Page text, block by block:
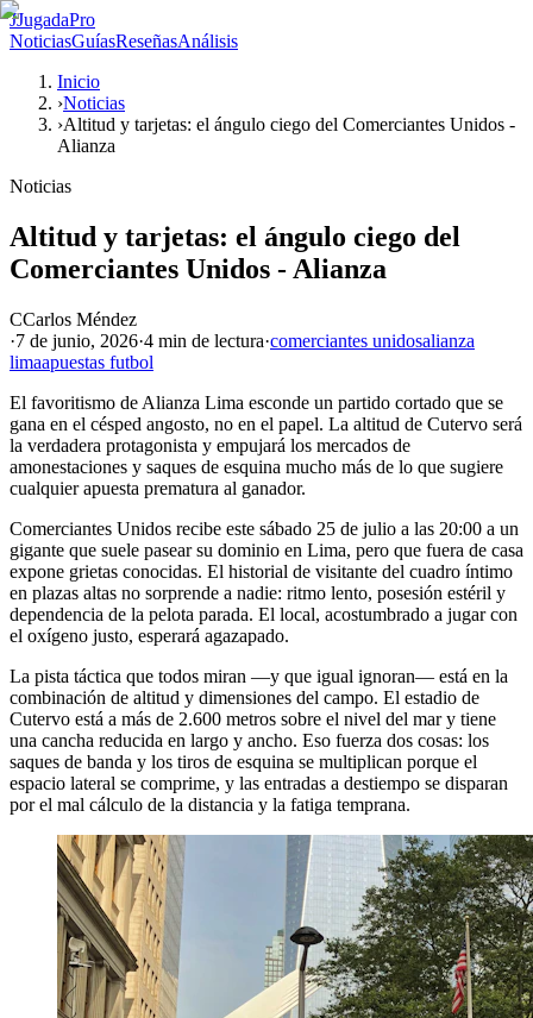
JJugadaPro
NoticiasGuíasReseñasAnálisis
Inicio
›Noticias
›Altitud y tarjetas: el ángulo ciego del Comerciantes Unidos -
Alianza
Noticias
Altitud y tarjetas: el ángulo ciego del
Comerciantes Unidos - Alianza
CCarlos Méndez
·7 de junio, 2026·4 min de lectura·comerciantes unidosalianza
limaapuestas futbol
El favoritismo de Alianza Lima esconde un partido cortado que se
gana en el césped angosto, no en el papel. La altitud de Cutervo será
la verdadera protagonista y empujará los mercados de
amonestaciones y saques de esquina mucho más de lo que sugiere
cualquier apuesta prematura al ganador.
Comerciantes Unidos recibe este sábado 25 de julio a las 20:00 a un
gigante que suele pasear su dominio en Lima, pero que fuera de casa
expone grietas conocidas. El historial de visitante del cuadro íntimo
en plazas altas no sorprende a nadie: ritmo lento, posesión estéril y
dependencia de la pelota parada. El local, acostumbrado a jugar con
el oxígeno justo, esperará agazapado.
La pista táctica que todos miran —y que igual ignoran— está en la
combinación de altitud y dimensiones del campo. El estadio de
Cutervo está a más de 2.600 metros sobre el nivel del mar y tiene
una cancha reducida en largo y ancho. Eso fuerza dos cosas: los
saques de banda y los tiros de esquina se multiplican porque el
espacio lateral se comprime, y las entradas a destiempo se disparan
por el mal cálculo de la distancia y la fatiga temprana.